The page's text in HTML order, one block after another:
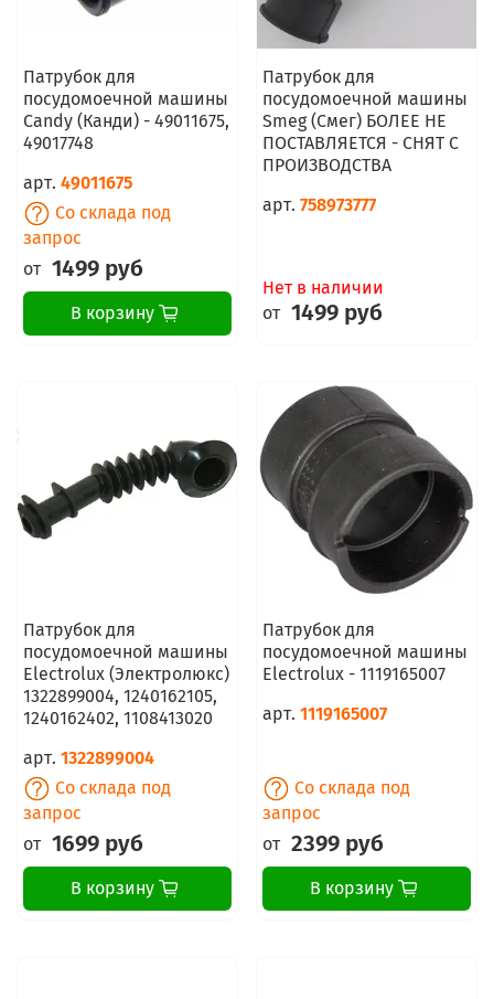
Патрубок для
посудомоечной машины
Candy (Канди) - 49011675,
49017748
арт. 49011675
Со склада под
запрос
от 1499 руб
В корзину
Патрубок для
посудомоечной машины
Smeg (Смег) БОЛЕЕ НЕ
ПОСТАВЛЯЕТСЯ - СНЯТ С
ПРОИЗВОДСТВА
арт. 758973777
Нет в наличии
от 1499 руб
Патрубок для
посудомоечной машины
Electrolux (Электролюкс)
1322899004, 1240162105,
1240162402, 1108413020
арт. 1322899004
Со склада под
запрос
от 1699 руб
В корзину
Патрубок для
посудомоечной машины
Electrolux - 1119165007
арт. 1119165007
Со склада под
запрос
от 2399 руб
В корзину